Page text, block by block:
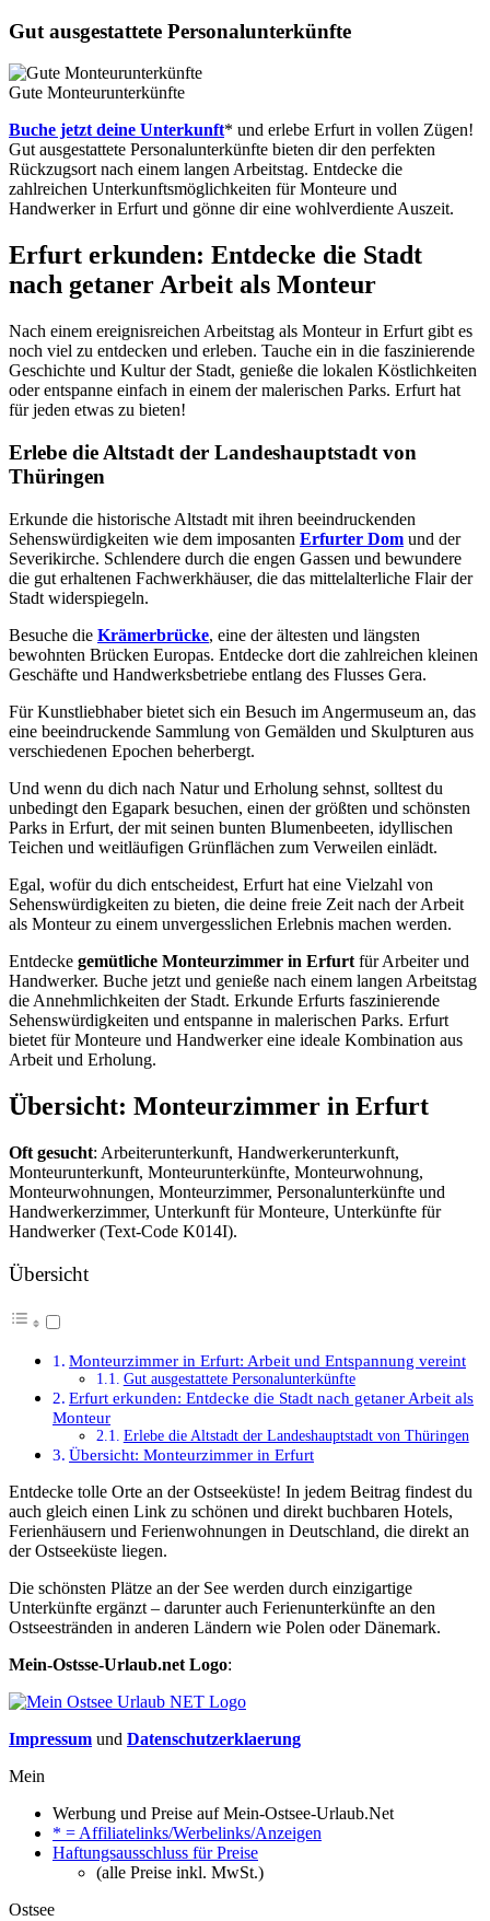
Gut ausgestattete Personalunterkünfte
Gute Monteurunterkünfte
Buche jetzt deine Unterkunft* und erlebe Erfurt in vollen Zügen!
Gut ausgestattete Personalunterkünfte bieten dir den perfekten
Rückzugsort nach einem langen Arbeitstag. Entdecke die
zahlreichen Unterkunftsmöglichkeiten für Monteure und
Handwerker in Erfurt und gönne dir eine wohlverdiente Auszeit.
Erfurt erkunden: Entdecke die Stadt
nach getaner Arbeit als Monteur
Nach einem ereignisreichen Arbeitstag als Monteur in Erfurt gibt es
noch viel zu entdecken und erleben. Tauche ein in die faszinierende
Geschichte und Kultur der Stadt, genieße die lokalen Köstlichkeiten
oder entspanne einfach in einem der malerischen Parks. Erfurt hat
für jeden etwas zu bieten!
Erlebe die Altstadt der Landeshauptstadt von
Thüringen
Erkunde die historische Altstadt mit ihren beeindruckenden
Sehenswürdigkeiten wie dem imposanten Erfurter Dom und der
Severikirche. Schlendere durch die engen Gassen und bewundere
die gut erhaltenen Fachwerkhäuser, die das mittelalterliche Flair der
Stadt widerspiegeln.
Besuche die Krämerbrücke, eine der ältesten und längsten
bewohnten Brücken Europas. Entdecke dort die zahlreichen kleinen
Geschäfte und Handwerksbetriebe entlang des Flusses Gera.
Für Kunstliebhaber bietet sich ein Besuch im Angermuseum an, das
eine beeindruckende Sammlung von Gemälden und Skulpturen aus
verschiedenen Epochen beherbergt.
Und wenn du dich nach Natur und Erholung sehnst, solltest du
unbedingt den Egapark besuchen, einen der größten und schönsten
Parks in Erfurt, der mit seinen bunten Blumenbeeten, idyllischen
Teichen und weitläufigen Grünflächen zum Verweilen einlädt.
Egal, wofür du dich entscheidest, Erfurt hat eine Vielzahl von
Sehenswürdigkeiten zu bieten, die deine freie Zeit nach der Arbeit
als Monteur zu einem unvergesslichen Erlebnis machen werden.
Entdecke gemütliche Monteurzimmer in Erfurt für Arbeiter und
Handwerker. Buche jetzt und genieße nach einem langen Arbeitstag
die Annehmlichkeiten der Stadt. Erkunde Erfurts faszinierende
Sehenswürdigkeiten und entspanne in malerischen Parks. Erfurt
bietet für Monteure und Handwerker eine ideale Kombination aus
Arbeit und Erholung.
Übersicht: Monteurzimmer in Erfurt
Oft gesucht: Arbeiterunterkunft, Handwerkerunterkunft,
Monteurunterkunft, Monteurunterkünfte, Monteurwohnung,
Monteurwohnungen, Monteurzimmer, Personalunterkünfte und
Handwerkerzimmer, Unterkunft für Monteure, Unterkünfte für
Handwerker (Text-Code K014I).
Übersicht
Monteurzimmer in Erfurt: Arbeit und Entspannung vereint
Gut ausgestattete Personalunterkünfte
Erfurt erkunden: Entdecke die Stadt nach getaner Arbeit als
Monteur
Erlebe die Altstadt der Landeshauptstadt von Thüringen
Übersicht: Monteurzimmer in Erfurt
Entdecke tolle Orte an der Ostseeküste! In jedem Beitrag findest du
auch gleich einen Link zu schönen und direkt buchbaren Hotels,
Ferienhäusern und Ferienwohnungen in Deutschland, die direkt an
der Ostseeküste liegen.
Die schönsten Plätze an der See werden durch einzigartige
Unterkünfte ergänzt – darunter auch Ferienunterkünfte an den
Ostseestränden in anderen Ländern wie Polen oder Dänemark.
Mein-Ostsse-Urlaub.net Logo:
Impressum und Datenschutzerklaerung
Mein
Werbung und Preise auf Mein-Ostsee-Urlaub.Net
* = Affiliatelinks/Werbelinks/Anzeigen
Haftungsausschluss für Preise
(alle Preise inkl. MwSt.)
Ostsee